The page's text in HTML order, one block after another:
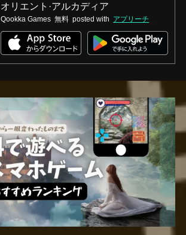
オリエント·アルカディア
Qookka Games 無料 posted with アプリーチ